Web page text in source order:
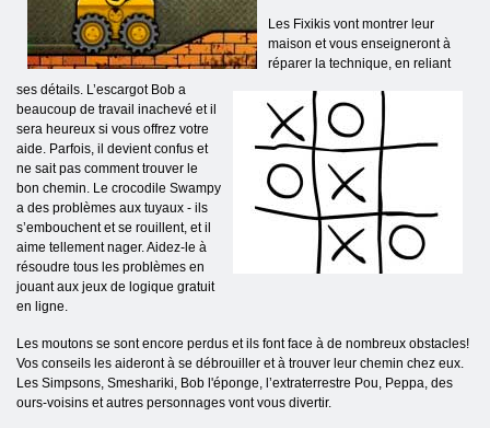
Les Fixikis vont montrer leur
maison et vous enseigneront à
réparer la technique, en reliant
ses détails. L’escargot Bob a
beaucoup de travail inachevé et il
sera heureux si vous offrez votre
aide. Parfois, il devient confus et
ne sait pas comment trouver le
bon chemin. Le crocodile Swampy
a des problèmes aux tuyaux - ils
s’embouchent et se rouillent, et il
aime tellement nager. Aidez-le à
résoudre tous les problèmes en
jouant aux jeux de logique gratuit
en ligne.
Les moutons se sont encore perdus et ils font face à de nombreux obstacles!
Vos conseils les aideront à se débrouiller et à trouver leur chemin chez eux.
Les Simpsons, Smeshariki, Bob l'éponge, l’extraterrestre Pou, Peppa, des
ours-voisins et autres personnages vont vous divertir.